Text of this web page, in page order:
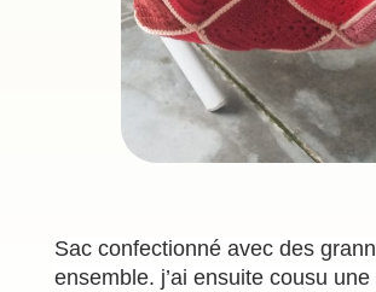
Sac confectionné avec des
ensemble. j’ai ensuite cousu